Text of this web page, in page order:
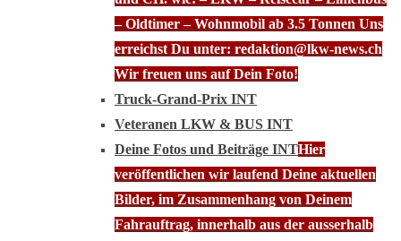
– Oldtimer – Wohnmobil ab 3.5 Tonnen Uns
erreichst Du unter: redaktion@lkw-news.ch
Wir freuen uns auf Dein Foto!
Truck-Grand-Prix INT
Veteranen LKW & BUS INT
Deine Fotos und Beiträge INTHier
veröffentlichen wir laufend Deine aktuellen
Bilder, im Zusammenhang von Deinem
Fahrauftrag, innerhalb aus der ausserhalb